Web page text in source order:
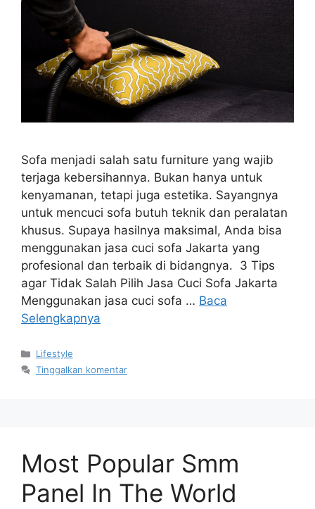
Sofa menjadi salah satu furniture yang wajib
terjaga kebersihannya. Bukan hanya untuk
kenyamanan, tetapi juga estetika. Sayangnya
untuk mencuci sofa butuh teknik dan peralatan
khusus. Supaya hasilnya maksimal, Anda bisa
menggunakan jasa cuci sofa Jakarta yang
profesional dan terbaik di bidangnya. 3 Tips
agar Tidak Salah Pilih Jasa Cuci Sofa Jakarta
Menggunakan jasa cuci sofa … Baca
Selengkapnya
Kategori
Lifestyle
Tinggalkan komentar
Most Popular Smm
Panel In The World